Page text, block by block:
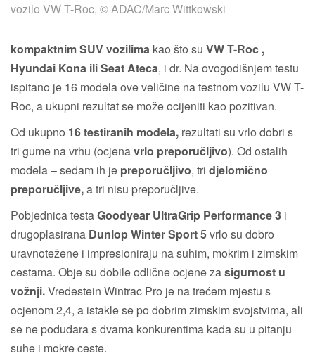
vozilo VW T-Roc, © ADAC/Marc Wittkowski
kompaktnim SUV vozilima kao što su VW T-Roc ,
Hyundai Kona ili Seat Ateca, i dr. Na ovogodišnjem testu
ispitano je 16 modela ove veličine na testnom vozilu VW T-
Roc, a ukupni rezultat se može ocijeniti kao pozitivan.
Od ukupno 16 testiranih modela, rezultati su vrlo dobri s
tri gume na vrhu (ocjenavrlo preporučljivo). Od ostalih
modela – sedam ih je preporučljivo, tri djelomično
preporučljive,a tri nisu preporučljive.
Pobjednica testaGoodyear UltraGrip Performance 3 i
drugoplasirana Dunlop Winter Sport 5vrlo su dobro
uravnotežene i impresioniraju na suhim, mokrim i zimskim
cestama. Obje su dobile odlične ocjene zasigurnost u
vožnji.Vredestein Wintrac Pro je na trećem mjestu s
ocjenom 2,4, a istakle se po dobrim zimskim svojstvima, ali
se ne podudara s dvama konkurentima kada su u pitanju
suhe i mokre ceste.